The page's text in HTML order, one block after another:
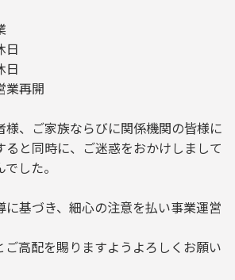
日
日
業再開
様、ご家族ならびに関係機関の皆様に
ると同時に、ご迷惑をおかけしまして
した。
基づき、細心の注意を払い事業運営
ご高配を賜りますようよろしくお願い